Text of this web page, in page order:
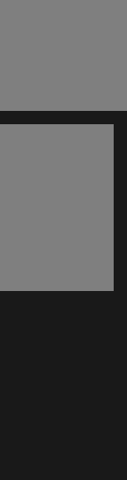
ventana)
ventana)